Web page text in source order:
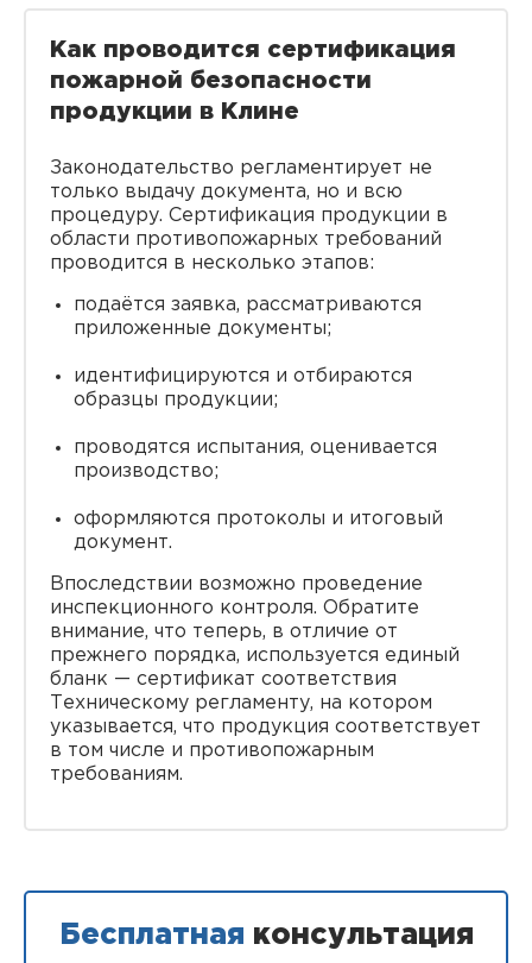
Как проводится сертификация
пожарной безопасности
продукции в Клине
Законодательство регламентирует не
только выдачу документа, но и всю
процедуру. Сертификация продукции в
области противопожарных требований
проводится в несколько этапов:
подаётся заявка, рассматриваются
приложенные документы;
идентифицируются и отбираются
образцы продукции;
проводятся испытания, оценивается
производство;
оформляются протоколы и итоговый
документ.
Впоследствии возможно проведение
инспекционного контроля. Обратите
внимание, что теперь, в отличие от
прежнего порядка, используется единый
бланк — сертификат соответствия
Техническому регламенту, на котором
указывается, что продукция соответствует
в том числе и противопожарным
требованиям.
Бесплатная консультация